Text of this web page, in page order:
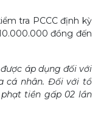
tra PCCC định kỳ
đồng đến
áp dụng đối với
cá nhân. Đối với tổ
tiền gấp 02 lần